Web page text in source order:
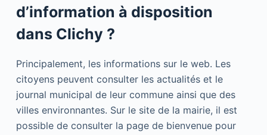
d’information à disposition
dans Clichy ?
Principalement, les informations sur le web. Les
citoyens peuvent consulter les actualités et le
journal municipal de leur commune ainsi que des
villes environnantes. Sur le site de la mairie, il est
possible de consulter la page de bienvenue pour